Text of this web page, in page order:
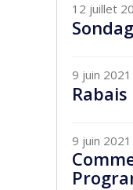
12 juillet
9 juin 2021
9 juin 2021